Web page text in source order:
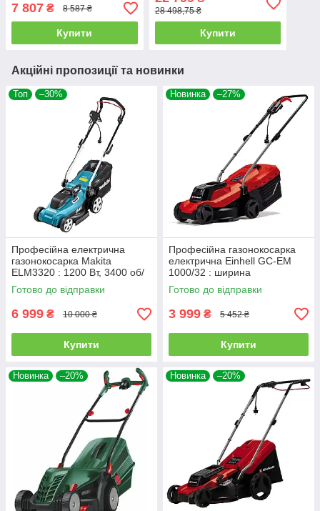
7 807 ₴ 8 587 ₴
Купити
28 498,75 ₴
Купити
Акційні пропозиції та новинки
Топ –30%
Професійна електрична
газонокосарка Makita
ELM3320 : 1200 Вт, 3400 об/
хв, висота скошування
20/40/55 мм
Готово до відправки
6 999 ₴ 10 000 ₴
Купити
Новинка –27%
Професійна газонокосарка
електрична Einhell GC-EM
1000/32 : ширина
скошування 32 см (3400070)
Готово до відправки
3 999 ₴ 5 452 ₴
Купити
Новинка –20% Новинка –20%